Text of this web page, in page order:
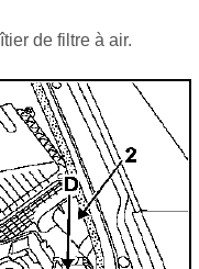
de filtre à air.